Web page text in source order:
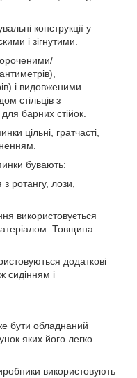
конструкції у
і зігнутими.
і видовженими
стільців з
барних стійок.
цільні, гратчасті,
бувають:
ротангу, лози,
використовується
Товщина
додаткові
сидінням і
бути обладнаний
яких його легко
використовують